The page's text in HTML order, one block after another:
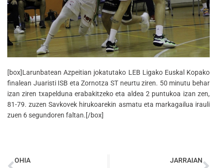
[box]Larunbatean Azpeitian jokatutako LEB Ligako Euskal Kopako
finalean Juaristi ISB eta Zornotza ST neurtu ziren. 50 minutu behar
izan ziren txapelduna erabakitzeko eta aldea 2 puntukoa izan zen,
81-79. zuzen Savkovek hirukoarekin asmatu eta markagailua irauli
zuen 6 segundoren faltan.[/box]
OHIA JARRAIAN